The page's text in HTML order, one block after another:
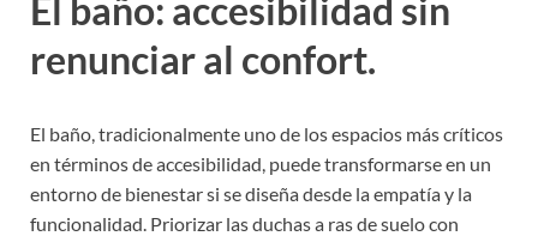
El baño: accesibilidad sin
renunciar al confort.
El baño, tradicionalmente uno de los espacios más críticos
en términos de accesibilidad, puede transformarse en un
entorno de bienestar si se diseña desde la empatía y la
funcionalidad. Priorizar las duchas a ras de suelo con